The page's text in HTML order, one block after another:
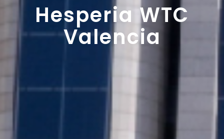
Hesperia WTC
Valencia